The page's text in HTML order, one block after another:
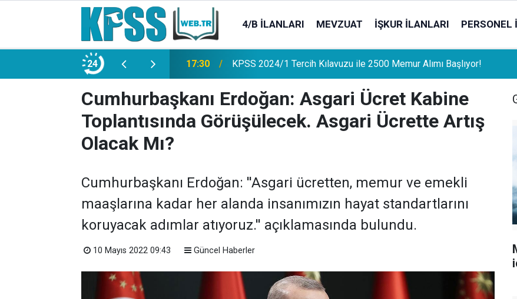
4/B İLANLARI MEVZUAT İŞKUR İLANLARI PERSONEL
24
Memur Alımı Başlıyor! 21:20 TL Mevduat Sahipleri İçin Önemli Gelişme: Stopaj Oranları Artıyor!
Cumhurbaşkanı Erdoğan: Asgari Ücret Kabine
Toplantısında Görüşülecek. Asgari Ücrette Artış
Olacak Mı?
Cumhurbaşkanı Erdoğan: ''Asgari ücretten, memur ve emekli
maaşlarına kadar her alanda insanımızın hayat standartlarını
koruyacak adımlar atıyoruz.'' açıklamasında bulundu.
10 Mayıs 2022 09:43 Güncel Haberler